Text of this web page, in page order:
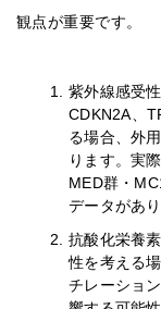
観点が重要です。
紫外線感受
CDKN2A、
る場合、外
ります。実
MED群・
データがあり
抗酸化栄養
性を考える
チレーショ